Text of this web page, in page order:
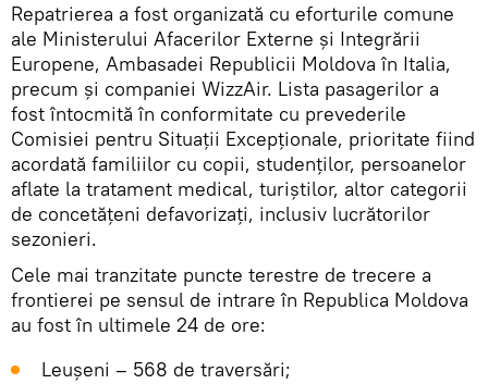
Repatrierea a fost organizată cu eforturile comune
ale Ministerului Afacerilor Externe și Integrării
Europene, Ambasadei Republicii Moldova în Italia,
precum și companiei WizzAir. Lista pasagerilor a
fost întocmită în conformitate cu prevederile
Comisiei pentru Situații Excepționale, prioritate fiind
acordată familiilor cu copii, studenților, persoanelor
aflate la tratament medical, turiștilor, altor categorii
de concetățeni defavorizați, inclusiv lucrătorilor
sezonieri.
Cele mai tranzitate puncte terestre de trecere a
frontierei pe sensul de intrare în Republica Moldova
au fost în ultimele 24 de ore:
Leușeni – 568 de traversări;